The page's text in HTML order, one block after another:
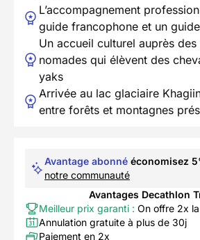
L’accompagnement
guide francophone et un
Un accueil culturel auprès
nomades qui élèvent des
yaks
Arrivée au lac glaciaire
entre forêts et montagnes
Avantage abonné économisez
notre communauté
Avantages Decathlon
Meilleur prix garanti : On offre 2x
Annulation gratuite à plus de 30j
Paiement en 2x